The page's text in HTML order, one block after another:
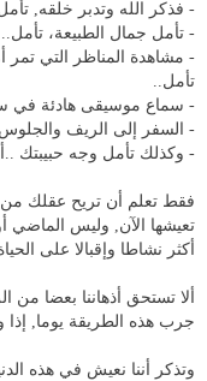
- فذكر الله وتدبر خلقه,
- تأمل جمال الطبيعة، تأمل..
- مشاهدة المناظر التي تمر
تأمل..
- سماع موسيقى هادئة في
- السفر إلى الريف
- وكذلك تأمل وجه حبيبتك
فقط تعلم أن تريح عقلك من
تعيشها الآن, وليس الماضي
أكثر نشاطا وإقبالا على
ألا تستحق أذهاننا بعضا
جرب هذه الطريقة يوما,
وتذكر أننا نعيش في هذه